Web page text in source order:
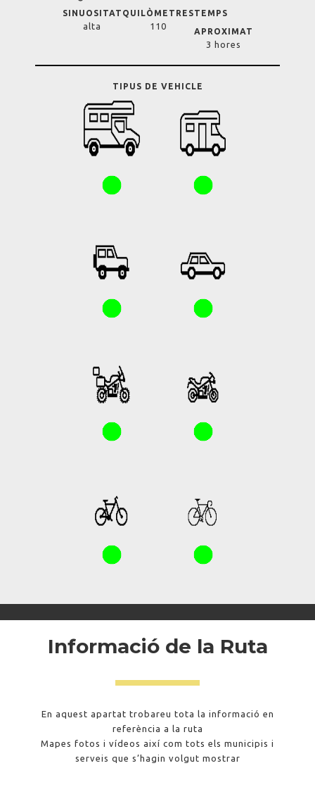
SINUOSITAT
alta
QUILÒMETRES
110
TEMPS
APROXIMAT
3 hores
TIPUS DE VEHICLE
Informació de la Ruta
En aquest apartat trobareu tota la informació en
referència a la ruta
Mapes fotos i vídeos així com tots els municipis i
serveis que s’hagin volgut mostrar